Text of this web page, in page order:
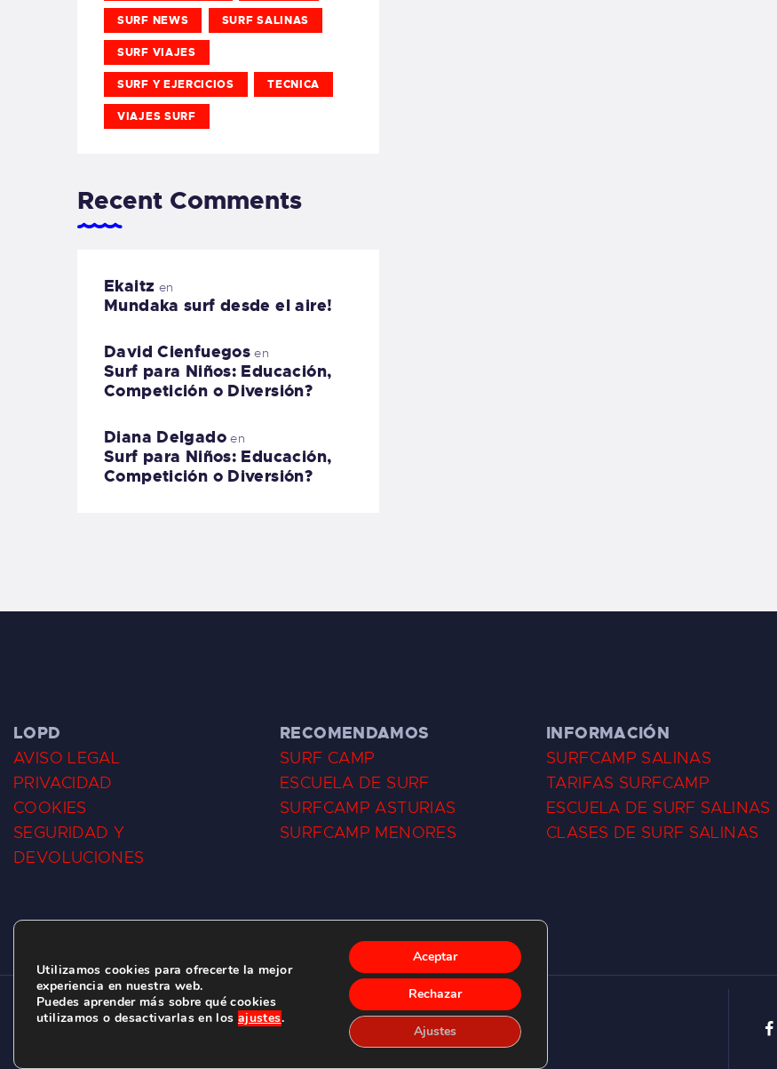
SURF NEWS SURF SALINAS
SURF VIAJES
SURF Y EJERCICIOS TECNICA
VIAJES SURF
Recent Comments
Ekaitz en
Mundaka surf desde el aire!
David Cienfuegos en
Surf para Niños: Educación,
Competición o Diversión?
Diana Delgadoen
Surf para Niños: Educación,
Competición o Diversión?
LOPD
AVISO LEGAL
PRIVACIDAD
COOKIES
SEGURIDAD Y
DEVOLUCIONES
RECOMENDAMOS
SURF CAMP
ESCUELA DE SURF
SURFCAMP ASTURIAS
SURFCAMP MENORES
INFORMACIÓN
SURFCAMP SALINAS
TARIFAS SURFCAMP
ESCUELA DE SURF SALINAS
CLASES DE SURF SALINAS
CLUB DE SURF LAS DUNAS ©2026.
C/ BERNARDO ÁLVAREZ GALAN 1, SALINAS (ASTURIAS)
Utilizamos cookies para ofrecerte la mejor
experiencia en nuestra web.
Puedes aprender más sobre qué cookies
utilizamos o desactivarlas en los ajustes.
Aceptar
Rechazar
Ajustes